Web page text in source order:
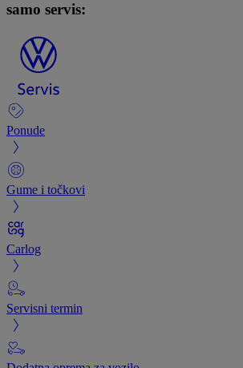
samo servis:
Ponude
Gume i točkovi
Carlog
Servisni termin